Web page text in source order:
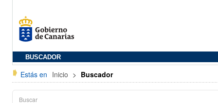
BUSCADOR
Estás en Inicio > Buscador